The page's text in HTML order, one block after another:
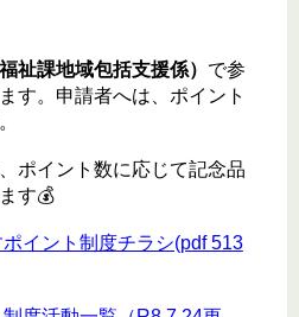
祉課地域包括支援係） で参
す。申請者へは、ポイント
ポイント数に応じて記念品
す💰
イント制度チラシ(pdf 513